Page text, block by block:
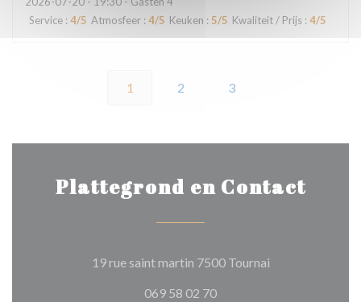
Service : 4/5 Atmosfeer : 4/5 Keuken : 5/5 Kwaliteit / Prijs : 4/5
1 2 3
Plattegrond en Contact
19 rue saint martin 7500 Tournai((opent in een
069 58 02 70